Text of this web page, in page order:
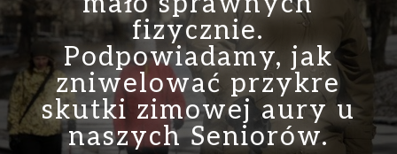
fizycznie.
Podpowiadamy, jak
zniwelować przykre
skutki zimowej aury u
naszych Seniorów.